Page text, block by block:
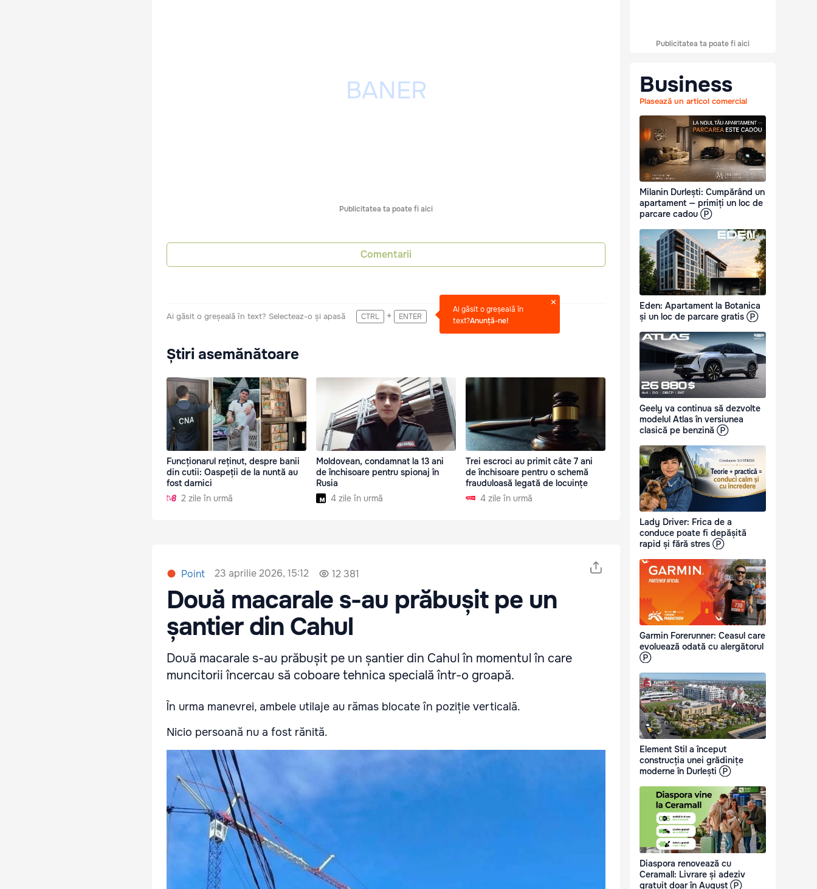
Publicitatea ta poate fi aici
Comentarii
Ai găsit o greșeală în text? Selecteaz-o și apasă CTRL + ENTER
Ai găsit o greșeală în
text?Anunță-ne!
Știri asemănătoare
Funcționarul reținut, despre banii
din cutii: Oaspeții de la nuntă au
fost darnici
2 zile în urmă
Moldovean, condamnat la 13 ani
de închisoare pentru spionaj în
Rusia
4 zile în urmă
Trei escroci au primit câte 7 ani
de închisoare pentru o schemă
frauduloasă legată de locuințe
4 zile în urmă
Point 23 aprilie 2026, 15:12 12 381
Două macarale s-au prăbușit pe un
șantier din Cahul
Două macarale s-au prăbușit pe un șantier din Cahul în momentul în care
muncitorii încercau să coboare tehnica specială într-o groapă.
În urma manevrei, ambele utilaje au rămas blocate în poziție verticală.
Nicio persoană nu a fost rănită.
Publicitatea ta poate fi aici
Business
Plasează un articol comercial
Milanin Durlești: Cumpărând un
apartament — primiți un loc de
parcare cadou Ⓟ
Eden: Apartament la Botanica
și un loc de parcare gratis Ⓟ
Geely va continua să dezvolte
modelul Atlas în versiunea
clasică pe benzină Ⓟ
Lady Driver: Frica de a
conduce poate fi depășită
rapid și fără stres Ⓟ
Garmin Forerunner: Ceasul care
evoluează odată cu alergătorul
Ⓟ
Element Stil a început
construcția unei grădinițe
moderne în Durlești Ⓟ
Diaspora renovează cu
Ceramall: Livrare și adeziv
gratuit doar în August Ⓟ